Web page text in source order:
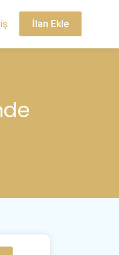
İlan Ekle